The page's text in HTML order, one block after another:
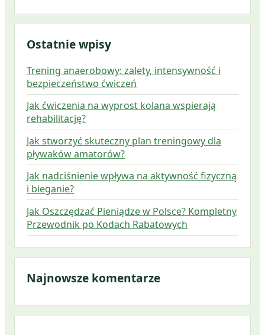
Ostatnie wpisy
Trening anaerobowy: zalety, intensywność i
bezpieczeństwo ćwiczeń
Jak ćwiczenia na wyprost kolana wspierają
rehabilitację?
Jak stworzyć skuteczny plan treningowy dla
pływaków amatorów?
Jak nadciśnienie wpływa na aktywność fizyczną
i bieganie?
Jak Oszczędzać Pieniądze w Polsce? Kompletny
Przewodnik po Kodach Rabatowych
Najnowsze komentarze